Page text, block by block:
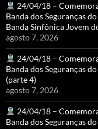
24/04/18 –
Banda dos Seguranças
Banda Sinfônica Jovem
agosto 7, 2026
24/04/18 –
Banda dos Seguranças
(parte 4)
agosto 7, 2026
24/04/18 –
Banda dos Seguranças